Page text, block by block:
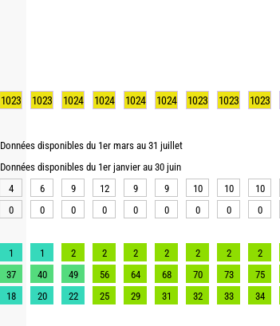
1023 1023 1024 1024 1024 1024 1023 1023 1023
Données disponibles du 1er mars au 31 juillet
Données disponibles du 1er janvier au 30 juin
4
6 9 12 9 9 10 10 10
0
0 0 0 0 0 0 0 0
1 1 2 2 2 2 2 2 2
37
40 49 56 64 68 70 73 75
18
20 22 25 29 31 32 33 34